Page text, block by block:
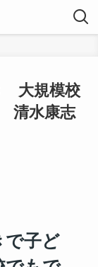
大規模校
清水康志
で子ど